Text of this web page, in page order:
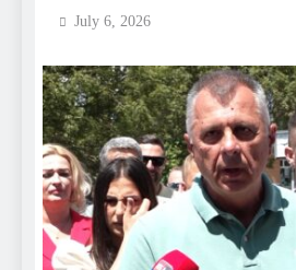
July 6, 2026